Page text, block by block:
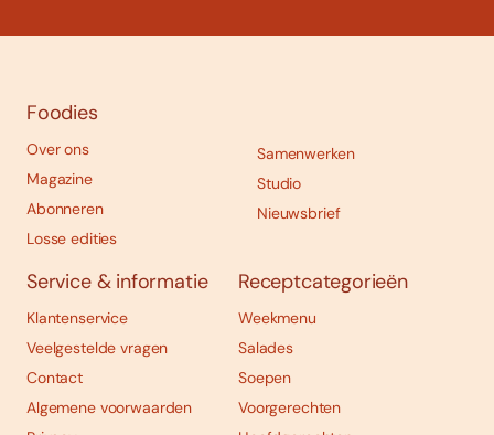
Foodies
Over ons
Magazine
Abonneren
Losse edities
Samenwerken
Studio
Nieuwsbrief
Service & informatie
Klantenservice
Veelgestelde vragen
Contact
Algemene voorwaarden
Receptcategorieën
Weekmenu
Salades
Soepen
Voorgerechten